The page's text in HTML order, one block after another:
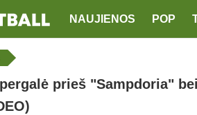
NAUJIENOS POP
prieš "Sampdoria"